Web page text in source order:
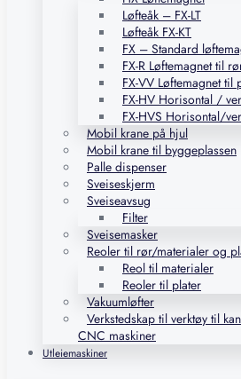
Løfteåk – FX-LT
Løfteåk FX-KT
FX – Standard
FX-R Løftemagnet til
FX-VV Løftemagnet til
FX-HV Horisontal /
FX-HVS Horisontal/
Mobil krane på hjul
Mobil krane til byggeplassen
Palle dispenser
Sveiseskjerm
Sveiseavsug
Filter
Sveisemasker
Reoler til rør/materialer og
Reol til materialer
Reoler til plater
Vakuumløfter
Verkstedskap til verktøy til
CNC maskiner
Utleiemaskiner